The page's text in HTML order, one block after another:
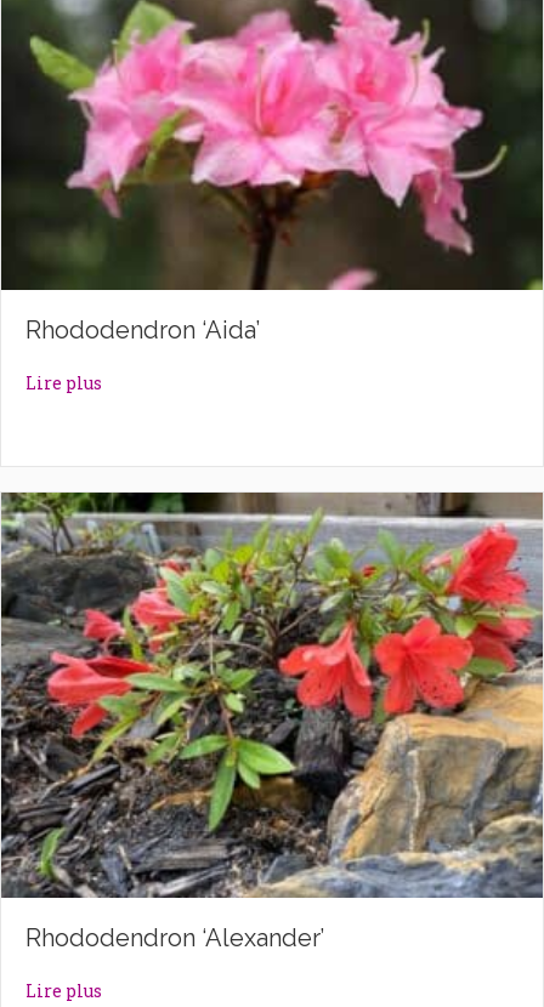
Rhododendron ‘Aida’
Lire plus
Rhododendron ‘Alexander’
Lire plus